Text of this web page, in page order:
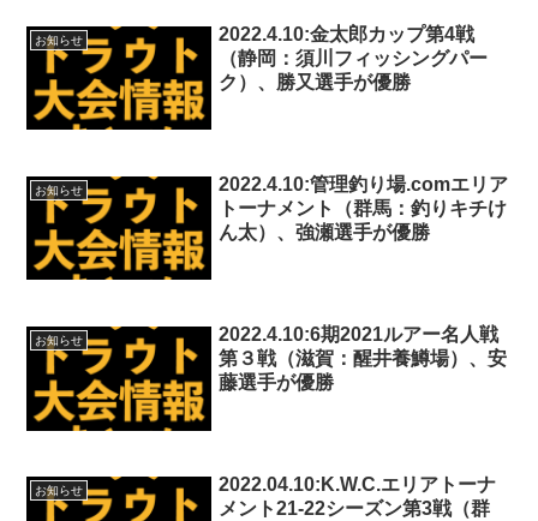
お知らせ
2022.4.10:金太郎カップ第4戦
（静岡：須川フィッシングパー
ク）、勝又選手が優勝
お知らせ
2022.4.10:管理釣り場.comエリア
トーナメント（群馬：釣りキチけ
ん太）、強瀬選手が優勝
お知らせ
2022.4.10:6期2021ルアー名人戦
第３戦（滋賀：醒井養鱒場）、安
藤選手が優勝
お知らせ
2022.04.10:K.W.C.エリアトーナ
メント21-22シーズン第3戦（群